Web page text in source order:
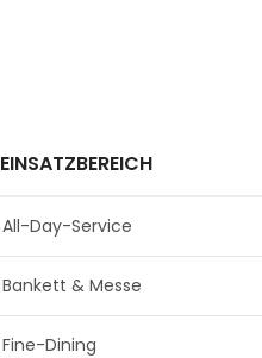
EINSATZBEREICH
All-Day-Service
Bankett & Messe
Fine-Dining